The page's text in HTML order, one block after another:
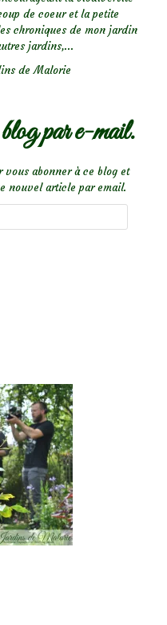
de coeur et la petite
chroniques de mon jardin
jardins,...
de Malorie
par e-mail.
vous abonner à ce blog et
nouvel article par email.